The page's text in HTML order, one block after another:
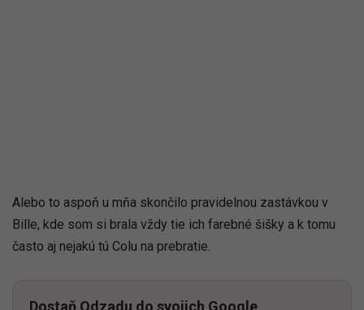
Alebo to aspoň u mňa skončilo pravidelnou zastávkou v
Bille, kde som si brala vždy tie ich farebné šišky a k tomu
často aj nejakú tú Colu na prebratie.
Dostaň Odzadu do svojich Google